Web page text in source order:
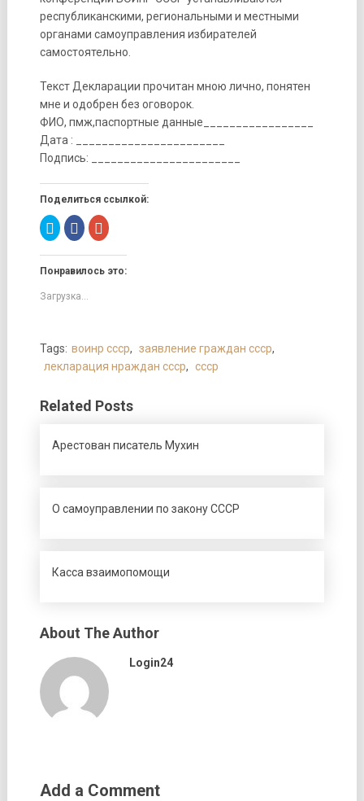
республиканскими, региональными и местными
органами самоуправления избирателей
самостоятельно.
Текст Декларации прочитан мною лично, понятен
мне и одобрен без оговорок.
ФИО, пмж,паспортные данные_________________
Дата : _______________________
Подпись: _______________________
Поделиться ссылкой:
Нажмите,
чтобы
поделиться
на
(Открывается
новом
окне)
Нажмите
здесь,
чтобы
поделиться
на
(Открывается
в
Нажмите,
чтобы
поделиться
в
(Открывается
Понравилось это:
Загрузка...
Tags: воинр ссср, заявление граждан ссср,
лекларация нраждан ссср, ссср
Related Posts
Арестован писатель Мухин
О самоуправлении по закону СССР
Касса взаимопомощи
About The Author
Login24
Add a Comment